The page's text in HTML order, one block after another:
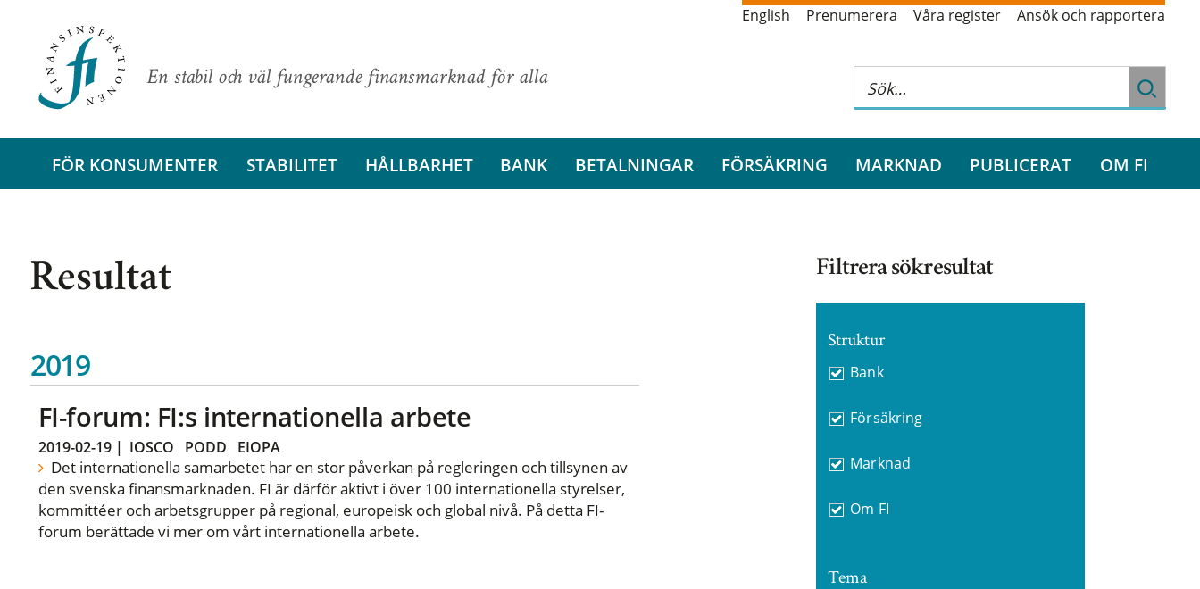
En stabil och väl fungerande finansmarknad för alla
English Prenumerera Våra register Ansök och rapportera
FÖR KONSUMENTER STABILITET HÅLLBARHET BANK BETALNINGAR FÖRSÄKRING MARKNAD PUBLICERAT OM FI
Resultat
2019
FI-forum: FI:s internationella arbete
2019-02-19| IOSCO PODD EIOPA
Det internationella samarbetet har en stor påverkan på regleringen och tillsynen av
den svenska finansmarknaden. FI är därför aktivt i över 100 internationella styrelser,
kommittéer och arbetsgrupper på regional, europeisk och global nivå. På detta FI-
forum berättade vi mer om vårt internationella arbete.
Filtrera sökresultat
Struktur
Bank
Försäkring
Marknad
Om FI
Tema